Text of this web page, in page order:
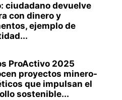
ciudadano devuelve
con dinero y
ejemplo de
ProActivo 2025
proyectos minero-
que impulsan el
sostenible...